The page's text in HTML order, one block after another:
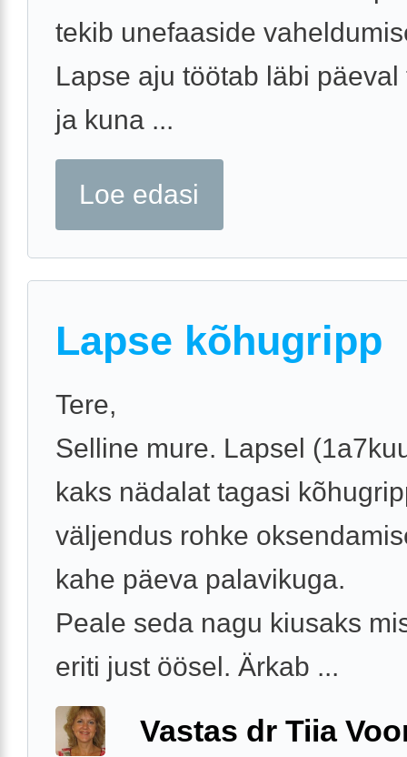
tekib unefaaside
Lapse aju töötab läbi päeval
ja kuna ...
Loe edasi
Lapse kõhugripp
Tere,
Selline mure. Lapsel
kaks nädalat tagasi
väljendus rohke
kahe päeva palavikuga.
Peale seda nagu kiusaks
eriti just öösel. Ärkab ...
Vastas dr Tiia